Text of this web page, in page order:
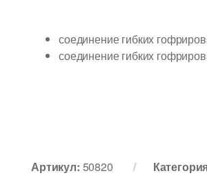
соединение гибких
соединение гибких
Артикул: 50820